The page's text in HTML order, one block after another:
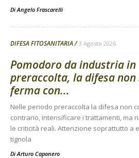
Di Angelo Frascarelli
DIFESA FITOSANITARIA 3 Agosto 2026
Pomodoro da industria in
preraccolta, la difesa non
ferma con...
Nelle periodo preraccolta la difesa non
contrario, intensificare i trattamenti, ma
le criticità reali. Attenzione soprattutto a
tignola
Di Arturo Caponero